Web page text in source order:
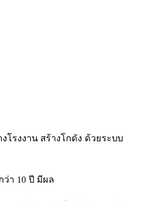
โรงงาน สร้างโกดัง ด้วยระบบ
ว่า 10 ปี มีผล